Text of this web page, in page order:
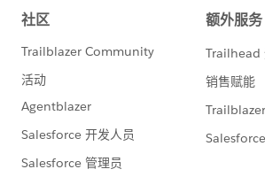
今後の Tableau 製品のご活用におい
てましたら【いいね】のクリックを
ますと幸いです。
現在Tableauテクニカルサポートで